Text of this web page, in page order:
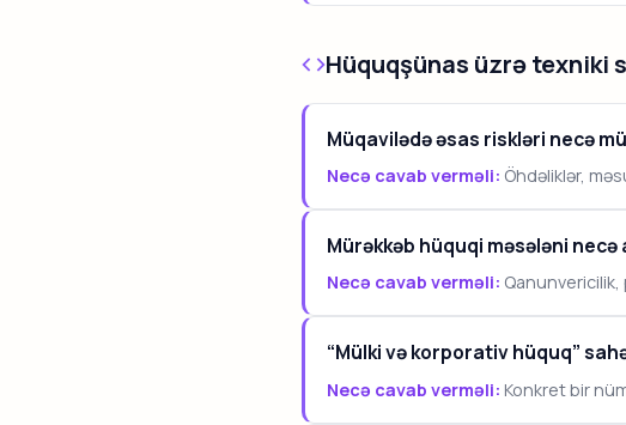
Hüquqşünas üzrə texniki
Müqavilədə əsas riskləri necə
Necə cavab verməli: Öhdəliklər,
Mürəkkəb hüquqi məsələni necə
Necə cavab verməli: Qanunvericilik,
“Mülki və korporativ hüquq”
Necə cavab verməli: Konkret bir